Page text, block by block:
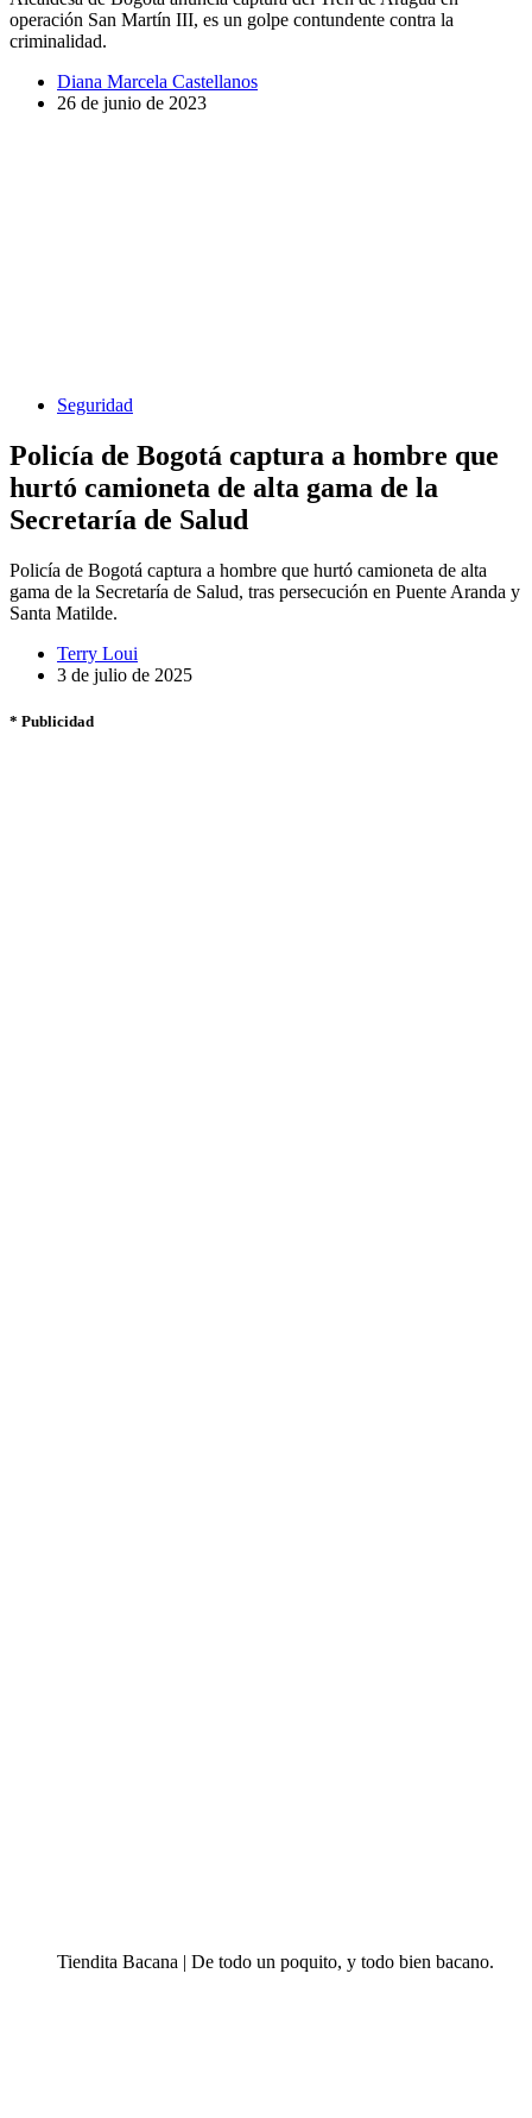
operación San Martín III, es un golpe contundente contra la
criminalidad.
Diana Marcela Castellanos
26 de junio de 2023
Seguridad
Policía de Bogotá captura a hombre que
hurtó camioneta de alta gama de la
Secretaría de Salud
Policía de Bogotá captura a hombre que hurtó camioneta de alta
gama de la Secretaría de Salud, tras persecución en Puente Aranda y
Santa Matilde.
Terry Loui
3 de julio de 2025
* Publicidad
Tiendita Bacana | De todo un poquito, y todo bien bacano.